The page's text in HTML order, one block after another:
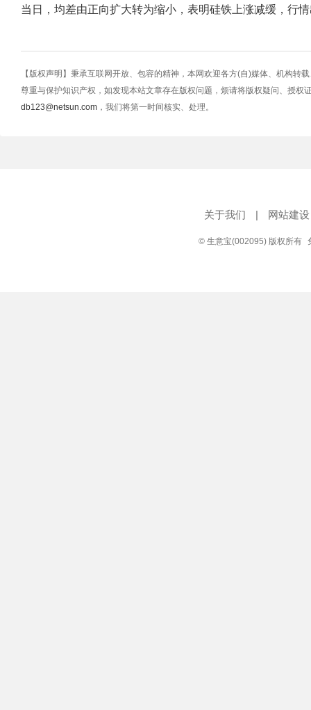
当日，均差由正向扩大转为缩小，表明硅铁上涨减缓，行
【版权声明】秉承互联网开放、包容的精神，本网欢迎各方(自)媒体、机构转
尊重与保护知识产权，如发现本站文章存在版权问题，烦请将版权疑问、授权
db123@netsun.com ，我们将第一时间核实、处理。
关于我们 | 网站建设
© 生意宝(002095) 版权所有